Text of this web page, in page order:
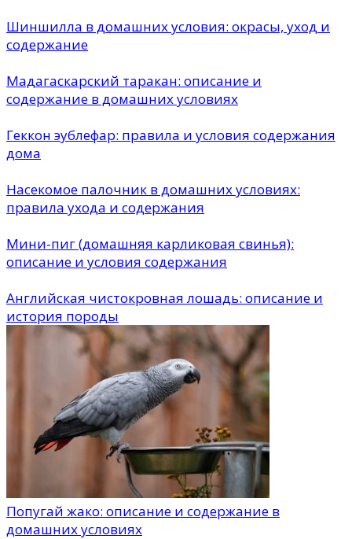
Шиншилла в домашних условия: окрасы, уход и
содержание
Мадагаскарский таракан: описание и
содержание в домашних условиях
Геккон эублефар: правила и условия содержания
дома
Насекомое палочник в домашних условиях:
правила ухода и содержания
Мини-пиг (домашняя карликовая свинья):
описание и условия содержания
Английская чистокровная лошадь: описание и
история породы
Попугай жако: описание и содержание в
домашних условиях